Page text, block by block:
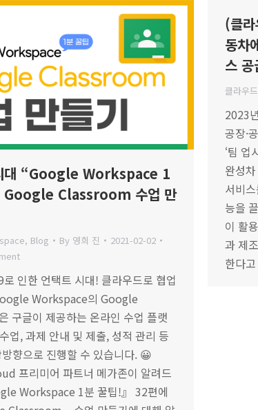
대 “Google Workspace 1
Google Classroom 수업 만
, Blog By 영희 진
2021-02-02
인한 언택트 시대! 클라우드로 협업
Workspace의 Google
구글이 제공하는 온라인 수업 플랫
업, 과제 안내 및 제출, 성적 관리 등
향으로 진행할 수 있습니다. 😀
프리미어 파트너 메가존이 알려드
Workspace 1분 꿀팁!』 32편에
(클
동차
스 공
클라우
2023
공장·
‘팀 업
완성
서비
능을
이 활
과 제
한다